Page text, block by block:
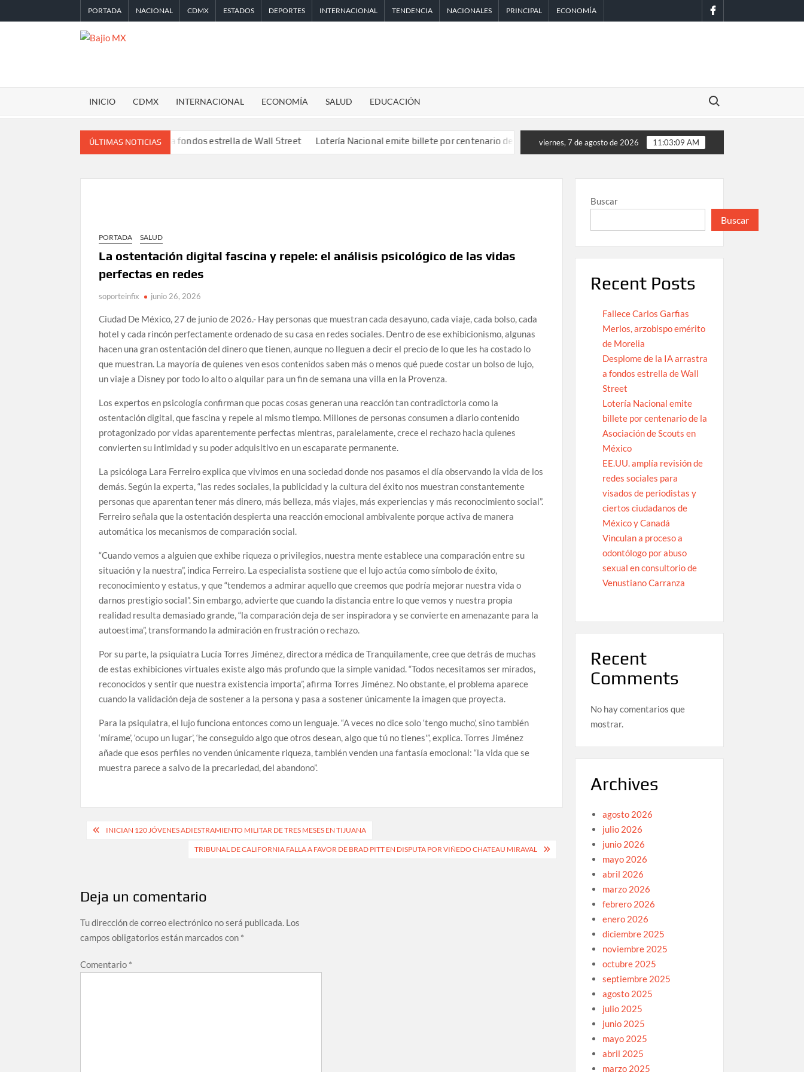
al
PORTADA NACIONAL CDMX ESTADOS DEPORTES INTERNACIONAL TENDENCIA NACIONALES PRINCIPAL ECONOMÍA facebook
MX
INICIO CDMX INTERNACIONAL ECONOMÍA SALUD EDUCACIÓN
Buscar:
ÚLTIMAS NOTICIAS
Desplome de la IA arrastra a fondos estrella de Wall Street Lotería Nacional emite billete por centenario de la Asociación de Scouts en México EE.UU. amplía revisión de redes sociales
viernes, 7 de agosto de 2026 11:03:10 AM
PORTADA SALUD
La ostentación digital fascina y repele: el análisis psicológico de las vidas
perfectas en redes
soporteinfix junio 26, 2026
Ciudad De México, 27 de junio de 2026.- Hay personas que muestran cada desayuno, cada viaje, cada bolso, cada
hotel y cada rincón perfectamente ordenado de su casa en redes sociales. Dentro de ese exhibicionismo, algunas
hacen una gran ostentación del dinero que tienen, aunque no lleguen a decir el precio de lo que les ha costado lo
que muestran. La mayoría de quienes ven esos contenidos saben más o menos qué puede costar un bolso de lujo,
un viaje a Disney por todo lo alto o alquilar para un fin de semana una villa en la Provenza.
Los expertos en psicología confirman que pocas cosas generan una reacción tan contradictoria como la
ostentación digital, que fascina y repele al mismo tiempo. Millones de personas consumen a diario contenido
protagonizado por vidas aparentemente perfectas mientras, paralelamente, crece el rechazo hacia quienes
convierten su intimidad y su poder adquisitivo en un escaparate permanente.
La psicóloga Lara Ferreiro explica que vivimos en una sociedad donde nos pasamos el día observando la vida de los
demás. Según la experta, “las redes sociales, la publicidad y la cultura del éxito nos muestran constantemente
personas que aparentan tener más dinero, más belleza, más viajes, más experiencias y más reconocimiento social”.
Ferreiro señala que la ostentación despierta una reacción emocional ambivalente porque activa de manera
automática los mecanismos de comparación social.
“Cuando vemos a alguien que exhibe riqueza o privilegios, nuestra mente establece una comparación entre su
situación y la nuestra”, indica Ferreiro. La especialista sostiene que el lujo actúa como símbolo de éxito,
reconocimiento y estatus, y que “tendemos a admirar aquello que creemos que podría mejorar nuestra vida o
darnos prestigio social”. Sin embargo, advierte que cuando la distancia entre lo que vemos y nuestra propia
realidad resulta demasiado grande, “la comparación deja de ser inspiradora y se convierte en amenazante para la
autoestima”, transformando la admiración en frustración o rechazo.
Por su parte, la psiquiatra Lucía Torres Jiménez, directora médica de Tranquilamente, cree que detrás de muchas
de estas exhibiciones virtuales existe algo más profundo que la simple vanidad. “Todos necesitamos ser mirados,
reconocidos y sentir que nuestra existencia importa”, afirma Torres Jiménez. No obstante, el problema aparece
cuando la validación deja de sostener a la persona y pasa a sostener únicamente la imagen que proyecta.
Para la psiquiatra, el lujo funciona entonces como un lenguaje. “A veces no dice solo ‘tengo mucho’, sino también
‘mírame’, ‘ocupo un lugar’, ‘he conseguido algo que otros desean, algo que tú no tienes'”, explica. Torres Jiménez
añade que esos perfiles no venden únicamente riqueza, también venden una fantasía emocional: “la vida que se
muestra parece a salvo de la precariedad, del abandono”.
Navegación
INICIAN 120 JÓVENES ADIESTRAMIENTO MILITAR DE TRES MESES EN TIJUANA
TRIBUNAL DE CALIFORNIA FALLA A FAVOR DE BRAD PITT EN DISPUTA POR VIÑEDO CHATEAU MIRAVAL
Deja un comentario
Tu dirección de correo electrónico no será publicada. Los
campos obligatorios están marcados con *
Comentario *
Buscar
Buscar
Recent Posts
Fallece Carlos Garfias
Merlos, arzobispo emérito
de Morelia
Desplome de la IA arrastra
a fondos estrella de Wall
Street
Lotería Nacional emite
billete por centenario de la
Asociación de Scouts en
México
EE.UU. amplía revisión de
redes sociales para
visados de periodistas y
ciertos ciudadanos de
México y Canadá
Vinculan a proceso a
odontólogo por abuso
sexual en consultorio de
Venustiano Carranza
Recent
Comments
No hay comentarios que
mostrar.
Archives
agosto 2026
julio 2026
junio 2026
mayo 2026
abril 2026
marzo 2026
febrero 2026
enero 2026
diciembre 2025
noviembre 2025
octubre 2025
septiembre 2025
agosto 2025
julio 2025
junio 2025
mayo 2025
abril 2025
marzo 2025